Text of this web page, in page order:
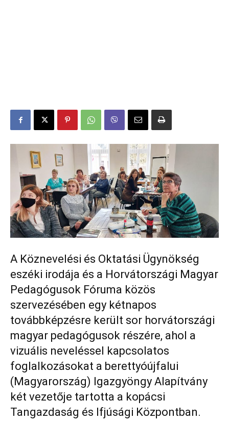
A Köznevelési és Oktatási Ügynökség
eszéki irodája és a Horvátországi Magyar
Pedagógusok Fóruma közös
szervezésében egy kétnapos
továbbképzésre került sor horvátországi
magyar pedagógusok részére, ahol a
vizuális neveléssel kapcsolatos
foglalkozásokat a berettyóújfalui
(Magyarország) Igazgyöngy Alapítvány
két vezetője tartotta a kopácsi
Tangazdaság és Ifjúsági Központban.